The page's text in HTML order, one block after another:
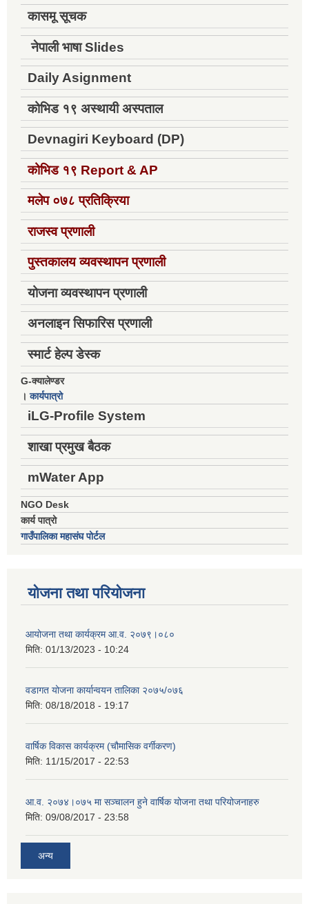
कासमू सूचक
नेपाली भाषा Slides
Daily Asignment
कोभिड १९ अस्थायी अस्पताल
Devnagiri Keyboard (DP)
कोभिड १९ Report & AP
मलेप ०७८ प्रतिक्रिया
राजस्व प्रणाली
पुस्तकालय व्यवस्थापन प्रणाली
योजना व्यवस्थापन प्रणाली
अनलाइन सिफारिस प्रणाली
स्मार्ट हेल्प डेस्क
G-क्यालेण्डर
।कार्यपात्रो
iLG-Profile System
शाखा प्रमुख बैठक
mWater App
NGO Desk
कार्य पात्रो
गाउँपालिका महासंघ पोर्टल
योजना तथा परियोजना
आयोजना तथा कार्यक्रम आ.व. २०७९।०८०
मिति: 01/13/2023 - 10:24
वडागत योजना कार्यान्वयन तालिका २०७५/०७६
मिति: 08/18/2018 - 19:17
वार्षिक विकास कार्यक्रम (चौमासिक वर्गीकरण)
मिति: 11/15/2017 - 22:53
आ.व. २०७४।०७५ मा सञ्चालन हुने वार्षिक योजना तथा परियोजनाहरु
मिति: 09/08/2017 - 23:58
अन्य